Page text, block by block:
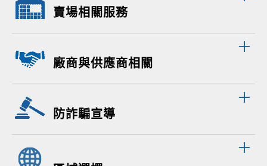
賣場相關服務
廠商與供應商相關
防詐騙宣導